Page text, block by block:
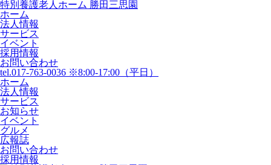
特別養護老人ホーム 勝田三思園
ホーム
法人情報
サービス
イベント
採用情報
お問い合わせ
tel.017-763-0036 ※8:00-17:00（平日）
ホーム
法人情報
サービス
お知らせ
イベント
グルメ
広報誌
お問い合わせ
採用情報